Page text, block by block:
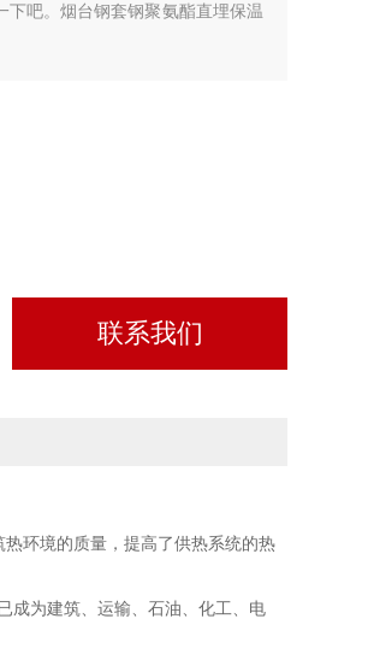
吧。烟台钢套钢聚氨酯直埋保温
联系我们
环境的质量，提高了供热系统的热
成为建筑、运输、石油、化工、电